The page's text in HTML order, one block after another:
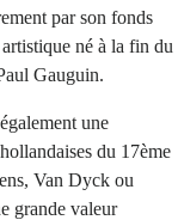
par son fonds
né à la fin du
Gauguin.
une
du 17ème
Van Dyck ou
grande valeur